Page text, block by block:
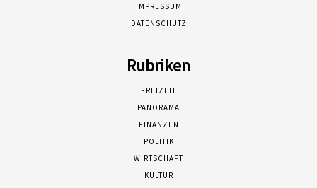
IMPRESSUM
DATENSCHUTZ
Rubriken
FREIZEIT
PANORAMA
FINANZEN
POLITIK
WIRTSCHAFT
KULTUR